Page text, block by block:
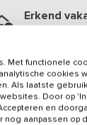
Erkend
Geweldige
Een9.1op
Veilig &
Gegevens
Met functionele
cookies
Als laatste
Door op
en
aanpassen op